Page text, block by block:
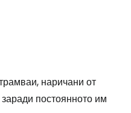
наричани от
постоянното им